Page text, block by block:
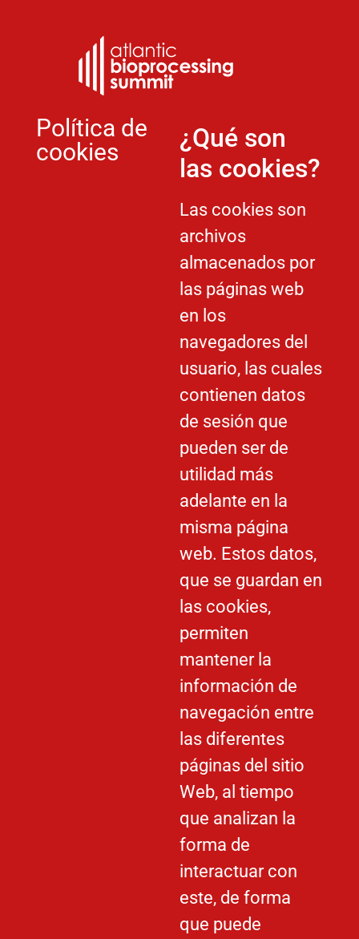
Política de
cookies
¿Qué son
las cookies?
Las cookies son
archivos
almacenados por
las páginas web
en los
navegadores del
usuario, las cuales
contienen datos
de sesión que
pueden ser de
utilidad más
adelante en la
misma página
web. Estos datos,
que se guardan en
las cookies,
permiten
mantener la
información de
navegación entre
las diferentes
páginas del sitio
Web, al tiempo
que analizan la
forma de
interactuar con
este, de forma
que puede